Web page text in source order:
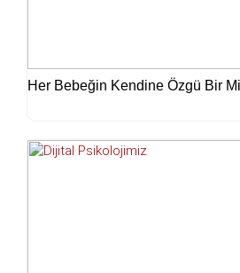
Her Bebeğin Kendine Özgü Bir